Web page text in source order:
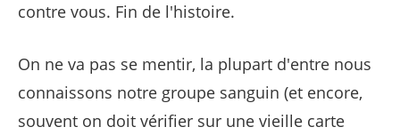
contre vous. Fin de l'histoire.
On ne va pas se mentir, la plupart d'entre nous
connaissons notre groupe sanguin (et encore,
souvent on doit vérifier sur une vieille carte